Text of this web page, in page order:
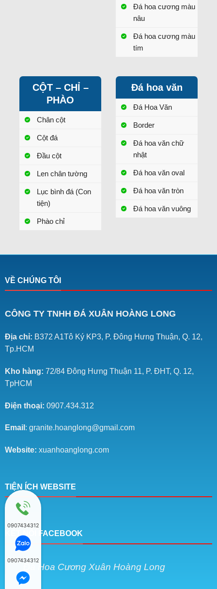
Đá hoa cương màu
nâu
Đá hoa cương màu
tím
CỘT – CHỈ –
PHÀO
Chân cột
Cột đá
Đầu cột
Len chân tường
Lục bình đá (Con
tiện)
Phào chỉ
Đá hoa văn
Đá Hoa Văn
Border
Đá hoa văn chữ
nhật
Đá hoa văn oval
Đá hoa văn tròn
Đá hoa văn vuông
VỀ CHÚNG TÔI
CÔNG TY TNHH ĐÁ XUÂN HOÀNG LONG
Địa chỉ: B372 A1Tô Ký KP3, P. Đông Hưng Thuận, Q. 12,
Tp.HCM
Kho hàng: 72/84 Đông Hưng Thuận 11, P. ĐHT, Q. 12,
TpHCM
Điện thoại: 0907.434.312
Email : granite.hoanglong@gmail.com
Website: xuanhoanglong.com
TIỆN ÍCH WEBSITE
KẾT NỐI FACEBOOK
Đá Hoa Cương Xuân Hoàng Long
0907434312
0907434312